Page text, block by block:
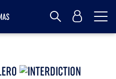
MY UGC